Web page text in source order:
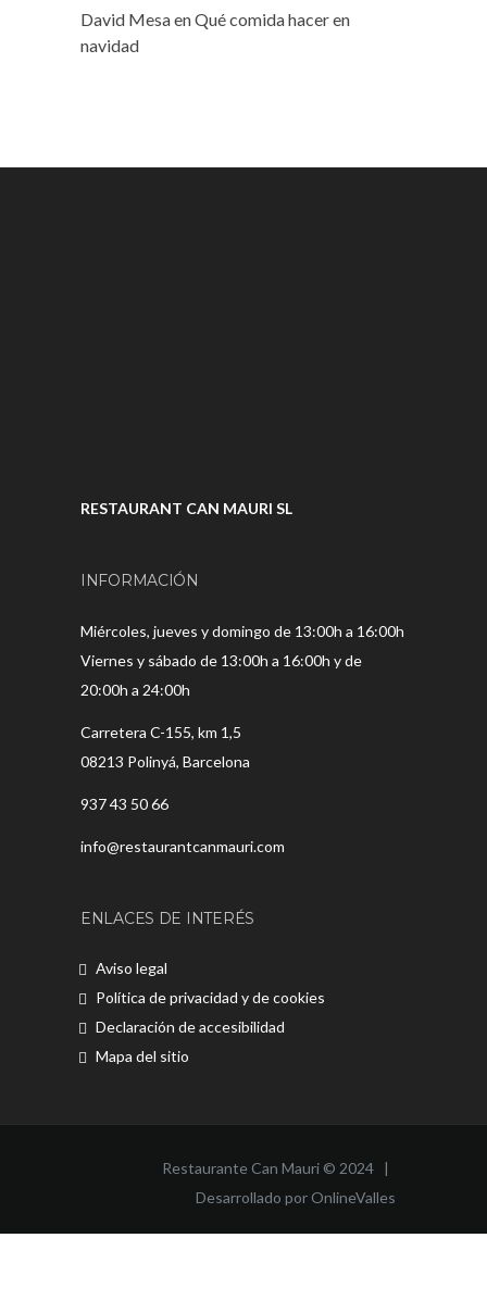
David MesaenQué comida hacer en
navidad
RESTAURANT CAN MAURI SL
INFORMACIÓN
Miércoles, jueves y domingo de 13:00h a 16:00h
Viernes y sábado de 13:00h a 16:00h y de
20:00h a 24:00h
Carretera C-155, km 1,5
08213 Polinyá, Barcelona
937 43 50 66
info@restaurantcanmauri.com
ENLACES DE INTERÉS
Aviso legal
Política de privacidad y de cookies
Declaración de accesibilidad
Mapa del sitio
Restaurante Can Mauri © 2024 |
Desarrollado por OnlineValles